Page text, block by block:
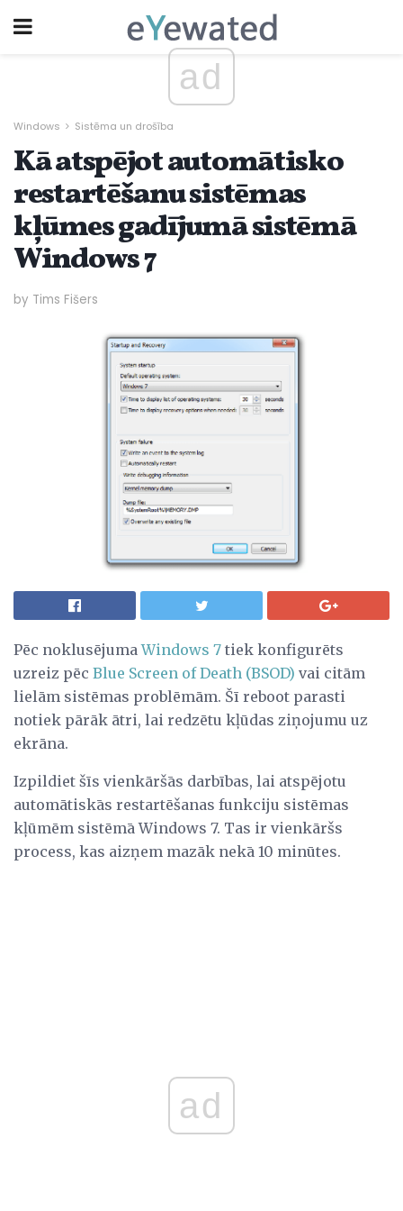
ad
Windows Sistēma un drošība
Kā atspējot automātisko
restartēšanu sistēmas
kļūmes gadījumā sistēmā
Windows 7
by Tims Fišers
Pēc noklusējumaWindows 7 tiek konfigurēts
uzreiz pēc Blue Screen of Death (BSOD) vai citām
lielām sistēmas problēmām. Šī reboot parasti
notiek pārāk ātri, lai redzētu kļūdas ziņojumu uz
ekrāna.
Izpildiet šīs vienkāršās darbības, lai atspējotu
automātiskās restartēšanas funkciju sistēmas
kļūmēm sistēmā Windows 7. Tas ir vienkāršs
process, kas aizņem mazāk nekā 10 minūtes.
ad